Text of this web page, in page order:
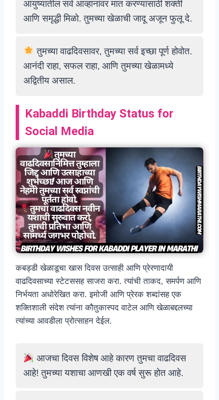
आयुष्यातील सर्व आव्हानांवर मात करण्यासाठी शक्ती
आणि समृद्धी मिळो. तुमच्या खेळाची जादू अजून फुलू दे.
तुमच्या वाढदिवसावर, तुमच्या सर्व इच्छा पूर्ण होवोत.
आनंदी राहा, सफल राहा, आणि तुमच्या खेळामध्ये
अद्वितीय असाल.
Kabaddi Birthday Status for
Social Media
कबड्डी खेळाडूचा खास दिवस उत्साही आणि प्रेरणादायी
वाढदिवसाच्या स्टेटससह साजरा करा. त्यांची ताकद, समर्पण आणि
निर्भयता अधोरेखित करा. इमोजी आणि प्रेरक शब्दांसह एक
शक्तिशाली संदेश त्यांना कौतुकास्पद वाटेल आणि खेळाबद्दलच्या
त्यांच्या आवडीला प्रोत्साहन देईल.
आजचा दिवस विशेष आहे कारण तुमचा वाढदिवस
आहे! तुमच्या यशाचा आणखी एक वर्ष सुरू होत आहे.